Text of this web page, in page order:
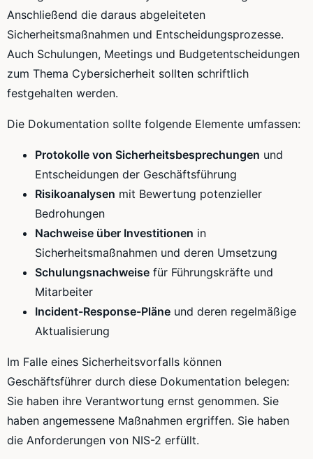
Anschließend die daraus abgeleiteten
Sicherheitsmaßnahmen und Entscheidungsprozesse.
Auch Schulungen, Meetings und Budgetentscheidungen
zum Thema Cybersicherheit sollten schriftlich
festgehalten werden.
Die Dokumentation sollte folgende Elemente umfassen:
Protokolle von Sicherheitsbesprechungen und
Entscheidungen der Geschäftsführung
Risikoanalysen mit Bewertung potenzieller
Bedrohungen
Nachweise über Investitionen in
Sicherheitsmaßnahmen und deren Umsetzung
Schulungsnachweise für Führungskräfte und
Mitarbeiter
Incident-Response-Pläne und deren regelmäßige
Aktualisierung
Im Falle eines Sicherheitsvorfalls können
Geschäftsführer durch diese Dokumentation belegen:
Sie haben ihre Verantwortung ernst genommen. Sie
haben angemessene Maßnahmen ergriffen. Sie haben
die Anforderungen von NIS-2 erfüllt.